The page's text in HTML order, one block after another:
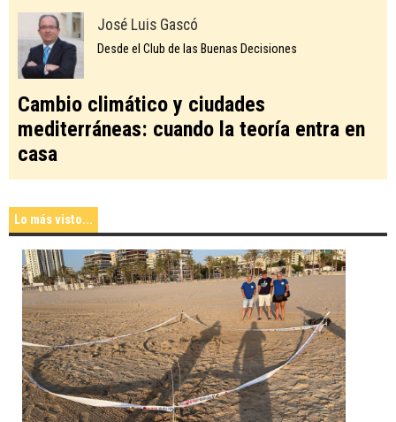
José Luis Gascó
Desde el Club de las Buenas Decisiones
Cambio climático y ciudades
mediterráneas: cuando la teoría entra en
casa
Lo más visto...